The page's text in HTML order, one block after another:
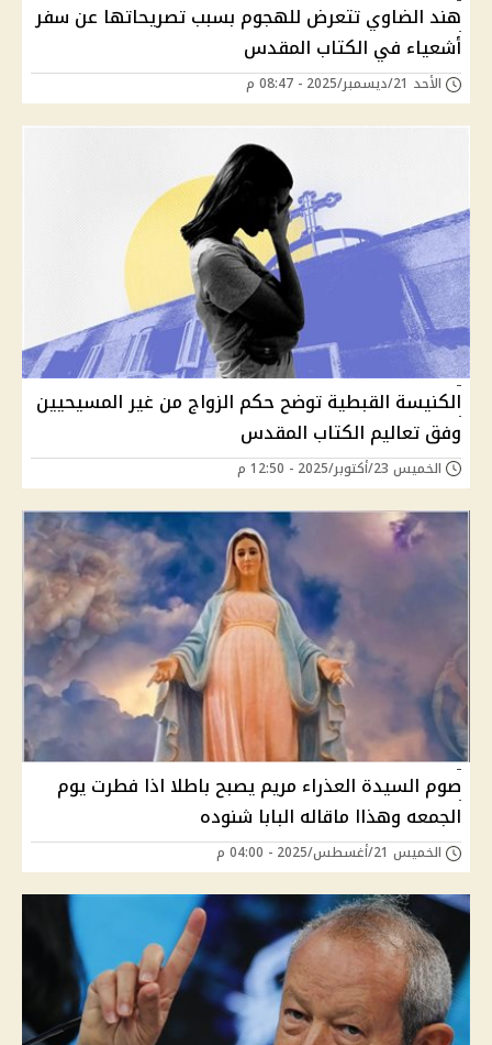
هند الضاوي تتعرض للهجوم بسبب تصريحاتها عن سفر
أشعياء في الكتاب المقدس
الأحد 21/ديسمبر/2025 - 08:47 م
الكنيسة القبطية توضح حكم الزواج من غير المسيحيين
وفق تعاليم الكتاب المقدس
الخميس 23/أكتوبر/2025 - 12:50 م
صوم السيدة العذراء مريم يصبح باطلا اذا فطرت يوم
الجمعه وهذاا ماقاله البابا شنوده
الخميس 21/أغسطس/2025 - 04:00 م